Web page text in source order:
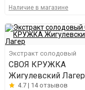
Наличие в магазине
Экстракт солодовый
СВОЯ КРУЖКА
Жигулевский Лагер
4.7 | 14 отзывов